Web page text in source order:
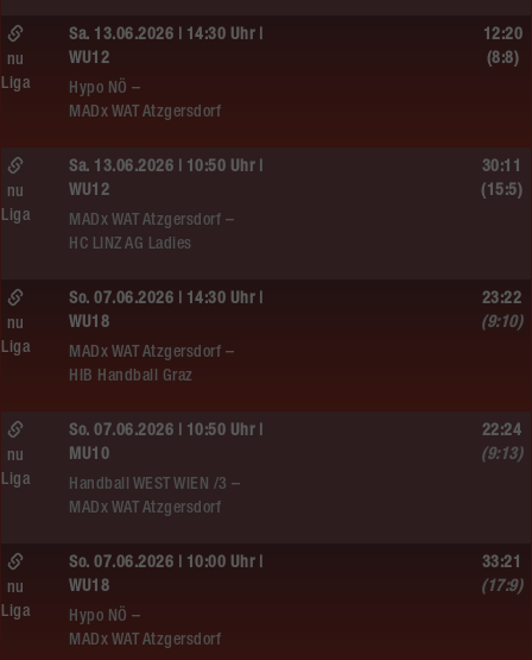
Sa. 13.06.2026 | 14:30 Uhr |
WU12
Hypo NÖ –
MADx WAT Atzgersdorf
nu
Liga
12:20
(8:8)
Sa. 13.06.2026 | 10:50 Uhr |
WU12
MADx WAT Atzgersdorf –
HC LINZ AG Ladies
nu
Liga
30:11
(15:5)
So. 07.06.2026 | 14:30 Uhr |
WU18
MADx WAT Atzgersdorf –
HIB Handball Graz
nu
Liga
23:22
(9:10)
So. 07.06.2026 | 10:50 Uhr |
MU10
Handball WEST WIEN /3 –
MADx WAT Atzgersdorf
nu
Liga
22:24
(9:13)
So. 07.06.2026 | 10:00 Uhr |
WU18
Hypo NÖ –
MADx WAT Atzgersdorf
nu
Liga
33:21
(17:9)